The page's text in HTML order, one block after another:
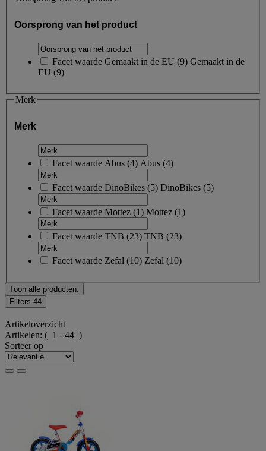
Oorsprong van het product
Facet waarde Gemaakt in de EU (9) Gemaakt in de
EU (9)
Merk
Merk
Facet waarde Abus (4) Abus (4)
Facet waarde DinoBikes (5) DinoBikes (5)
Facet waarde Mottez (1) Mottez (1)
Facet waarde TNB (23) TNB (23)
Facet waarde Zefal (10) Zefal (10)
Toon alle producten.
Filters 44
Artikeloverzicht
Artikelen: ( 1 - 44 )
Sorteer op